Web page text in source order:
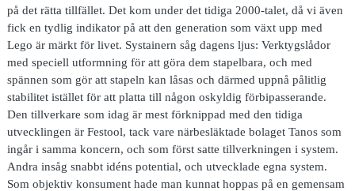
på det rätta tillfället. Det kom under det tidiga 2000-talet, då vi även
fick en tydlig indikator på att den generation som växt upp med
Lego är märkt för livet. Systainern såg dagens ljus: Verktygslådor
med speciell utformning för att göra dem stapelbara, och med
spännen som gör att stapeln kan låsas och därmed uppnå pålitlig
stabilitet istället för att platta till någon oskyldig förbipasserande.
Den tillverkare som idag är mest förknippad med den tidiga
utvecklingen är Festool, tack vare närbesläktade bolaget Tanos som
ingår i samma koncern, och som först satte tillverkningen i system.
Andra insåg snabbt idéns potential, och utvecklade egna system.
Som objektiv konsument hade man kunnat hoppas på en gemensam